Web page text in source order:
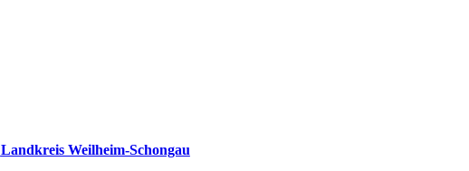
Landkreis Weilheim-Schongau